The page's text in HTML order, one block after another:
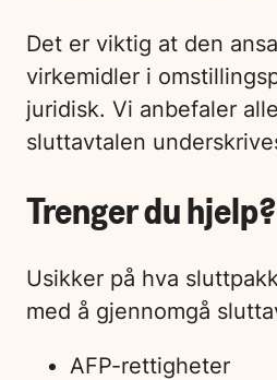
Det er viktig at den
virkemidler i
juridisk. Vi anbefaler
sluttavtalen
Trenger du hjelp?
Usikker på hva
med å gjennomgå
AFP-rettigheter